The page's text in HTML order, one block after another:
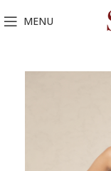
MENU